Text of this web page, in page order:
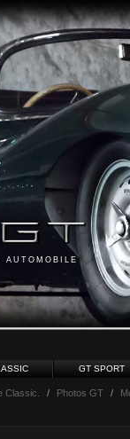
AUTOMOBILE
GT SPORT
Classic. / Photos GT /